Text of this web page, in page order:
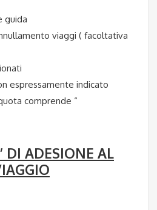
guida
viaggi ( facoltativa
espressamente indicato
comprende “
DI ADESIONE AL